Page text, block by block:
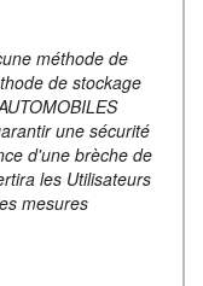
méthode de
de stockage
une sécurité
d'une brèche de
les Utilisateurs
mesures